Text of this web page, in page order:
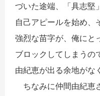
づいた途端、「具志堅
自己アピールを始め、
強烈な苗字が、俺にと
ブロックしてしまうの
由紀恵が出る余地がな
ちなみに仲間由紀恵